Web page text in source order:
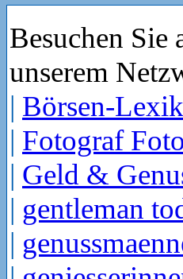
Besuchen Sie
unserem
| Börsen-
| Fotograf
| Geld &
| gentleman
|